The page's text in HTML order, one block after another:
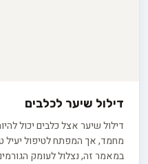
דילול שיער לכלבים
דילול שיער אצל כלבים יכול
מחמד, אך המפתח לטיפול יעיל
במאמר זה, נצלול לעומק